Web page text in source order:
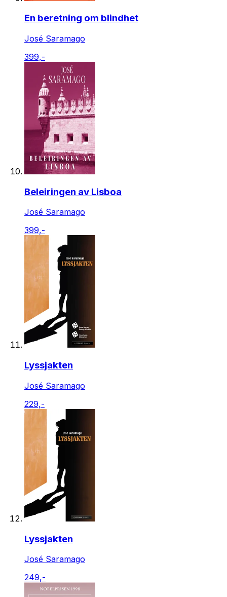
En beretning om blindhet
José Saramago
399,-
Beleiringen av Lisboa
José Saramago
399,-
Lyssjakten
José Saramago
229,-
Lyssjakten
José Saramago
249,-